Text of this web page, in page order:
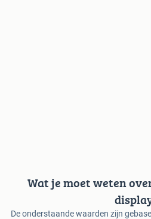
Wat je moet weten
De onderstaande waarden zijn